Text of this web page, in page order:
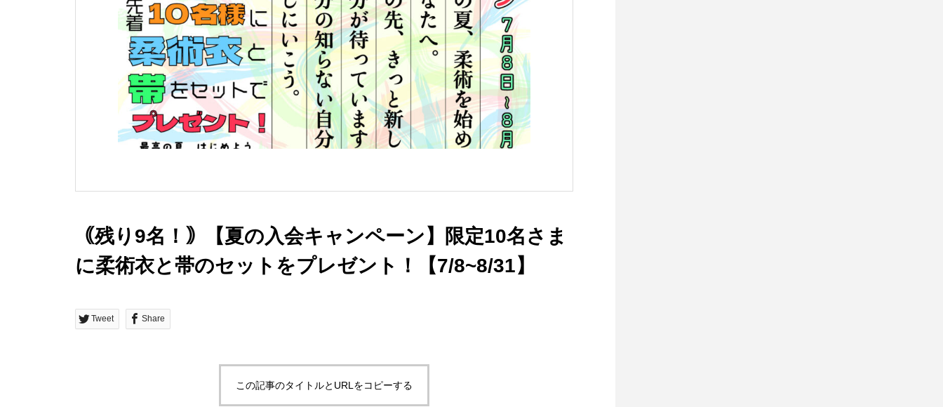
｟残り9名！｠【夏の入会キャンペーン】限定10名さま
に柔術衣と帯のセットをプレゼント！【7/8~8/31】
Tweet Share
この記事のタイトルとURLをコピーする